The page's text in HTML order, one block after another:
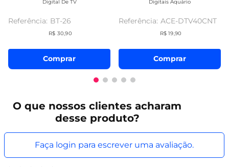
Digital De TV
BT-26
R$ 30 ,90
Comprar
Digitais Aquário
ACE-DTV40CNT
R$ 19 90
Comprar
O que nossos clientes acharam
desse produto?
Faça login para escrever uma avaliação.